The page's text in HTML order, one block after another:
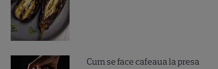
Cum se face cafeaua la presa